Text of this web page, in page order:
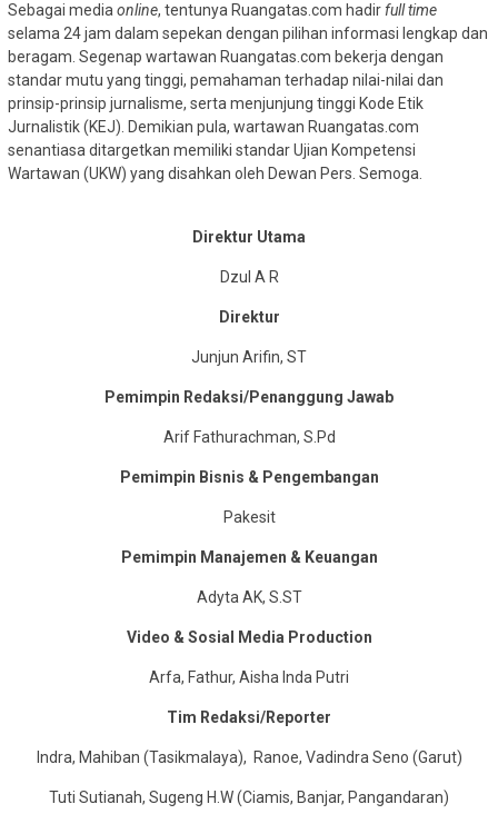
Sebagai media online, tentunya Ruangatas.com hadir full time
selama 24 jam dalam sepekan dengan pilihan informasi lengkap dan
beragam. Segenap wartawan Ruangatas.com bekerja dengan
standar mutu yang tinggi, pemahaman terhadap nilai-nilai dan
prinsip-prinsip jurnalisme, serta menjunjung tinggi Kode Etik
Jurnalistik (KEJ). Demikian pula, wartawan Ruangatas.com
senantiasa ditargetkan memiliki standar Ujian Kompetensi
Wartawan (UKW) yang disahkan oleh Dewan Pers. Semoga.
Direktur Utama
Dzul A R
Direktur
Junjun Arifin, ST
Pemimpin Redaksi/Penanggung Jawab
Arif Fathurachman, S.Pd
Pemimpin Bisnis & Pengembangan
Pakesit
Pemimpin Manajemen & Keuangan
Adyta AK, S.ST
Video & Sosial Media Production
Arfa, Fathur, Aisha Inda Putri
Tim Redaksi/Reporter
Indra, Mahiban (Tasikmalaya), Ranoe, Vadindra Seno (Garut)
Tuti Sutianah, Sugeng H.W (Ciamis, Banjar, Pangandaran)